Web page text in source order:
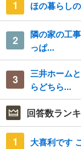
1 ほの暮らし
2
隣の家の工
っぱ...
3
三井ホーム
らどちら...
回答数ラン
1 大喜利です